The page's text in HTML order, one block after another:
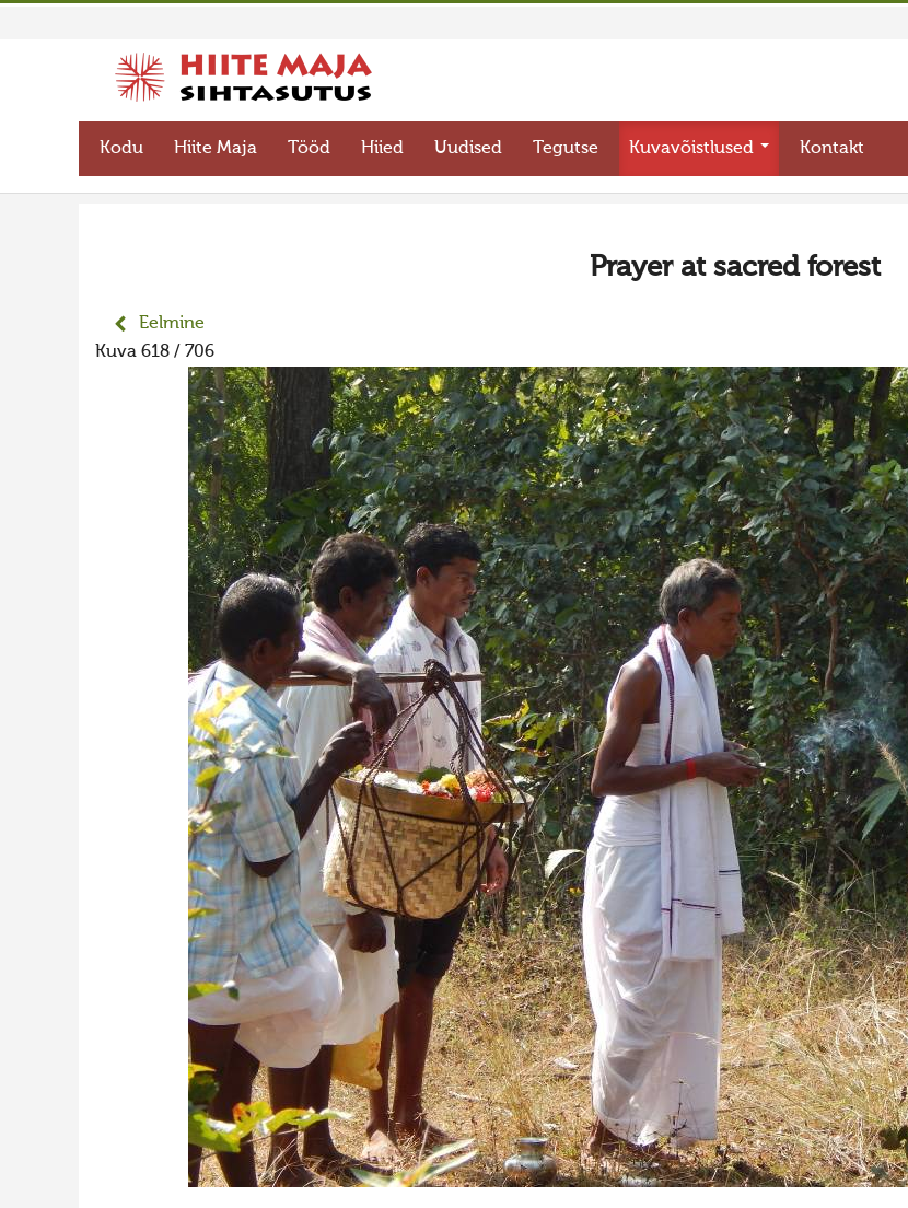
Kodu Hiite Maja Tööd Hiied Uudised Tegutse Kuvavõistlused Kontakt
Prayer at sacred forest
Eelmine
Kuva 618 / 706